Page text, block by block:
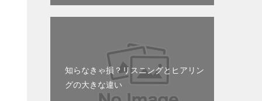
知らなきゃ損？リスニングとヒアリン
グの大きな違い